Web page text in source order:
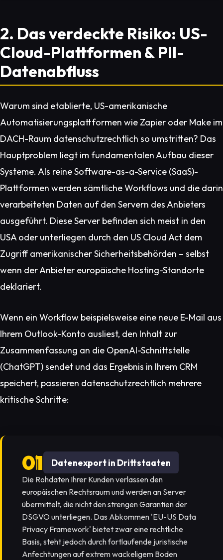
2. Das verdeckte Risiko: US-
Cloud-Plattformen & PII-
Datenabfluss
Warum sind etablierte, US-amerikanische
Automatisierungsplattformen wie Zapier oder Make im
DACH-Raum datenschutzrechtlich so umstritten? Das
Hauptproblem liegt im fundamentalen Aufbau dieser
Systeme. Als reine Software-as-a-Service (SaaS)-
Plattformen werden sämtliche Workflows und die darin
verarbeiteten Daten auf den Servern des Anbieters
ausgeführt. Diese Server befinden sich meist in den
USA oder unterliegen durch den US Cloud Act dem
Zugriff amerikanischer Sicherheitsbehörden – selbst
wenn der Anbieter europäische Hosting-Standorte
deklariert.
Wenn ein Workflow beispielsweise eine neue E-Mail aus
Ihrem Outlook-Konto ausliest, den Inhalt zur
Zusammenfassung an die OpenAI-Schnittstelle
(ChatGPT) sendet und das Ergebnis in Ihrem CRM
speichert, passieren datenschutzrechtlich mehrere
kritische Schritte:
Datenexport in Drittstaaten
Die Rohdaten Ihrer Kunden verlassen den
europäischen Rechtsraum und werden an Server
übermittelt, die nicht den strengen Garantien der
DSGVO unterliegen. Das Abkommen 'EU-US Data
Privacy Framework' bietet zwar eine rechtliche
Basis, steht jedoch durch fortlaufende juristische
Anfechtungen auf extrem wackeligem Boden